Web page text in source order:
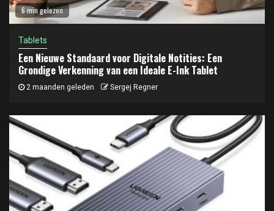
6 min gelezen
Tablets
Een Nieuwe Standaard voor Digitale Notities: Een
Grondige Verkenning van een Ideale E-Ink Tablet
2 maanden geleden Sergej Regner